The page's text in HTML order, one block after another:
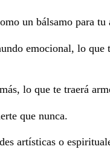
un bálsamo para tu
emocional, lo que
lo que te traerá
que nunca.
artísticas o